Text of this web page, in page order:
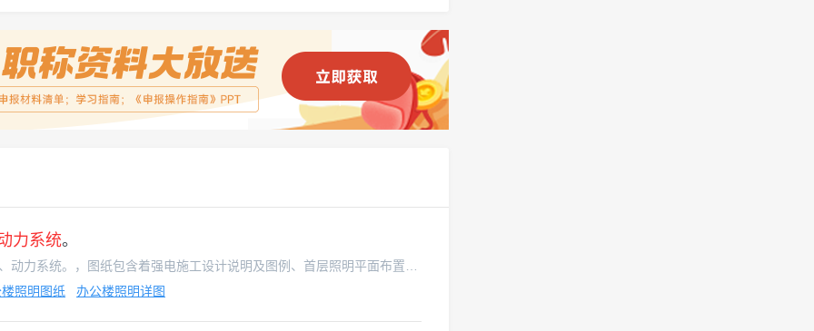
力系统。
本图纸为办公楼装修工程照明、动力系统。，图纸包含着强电施工设计说明及图例、首层照明平面布置图、首层插座平面布置图等，图纸内容完整，表达清晰，制图严谨，欢迎设计师下载使用。
照明图纸
办公楼照明详图